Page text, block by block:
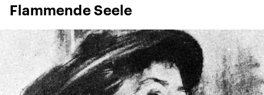
Flammende Seele